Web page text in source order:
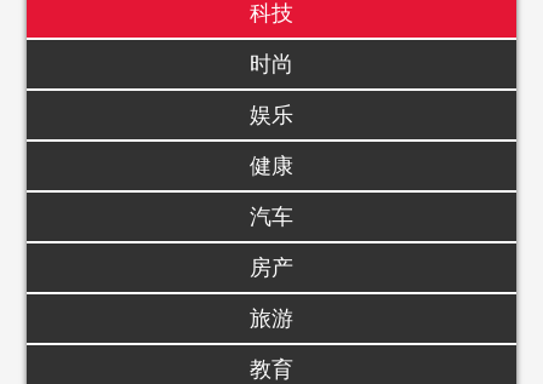
科技
时尚
娱乐
健康
汽车
房产
旅游
教育